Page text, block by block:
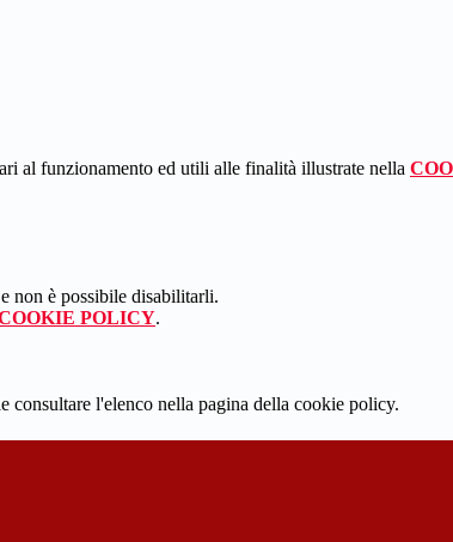
al funzionamento ed utili alle finalità illustrate nella
non è possibile disabilitarli.
POLICY.
consultare l'elenco nella pagina della cookie policy.